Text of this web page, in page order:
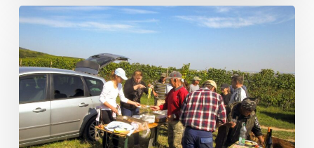
Vendanges
Domaine
Émile
Beyer